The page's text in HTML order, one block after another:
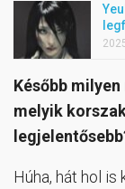
Később
melyik
Húha, hát hol